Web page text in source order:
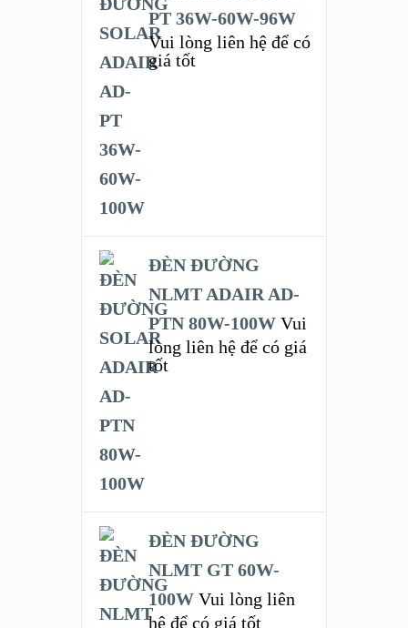
PT 36W-60W-96W
Vui lòng liên hệ để có
giá tốt
ĐÈN ĐƯỜNG
NLMT ADAIR AD-
PTN 80W-100W Vui
lòng liên hệ để có giá
tốt
ĐÈN ĐƯỜNG
NLMT GT 60W-
100W Vui lòng liên
hệ để có giá tốt